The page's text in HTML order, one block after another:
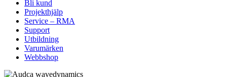
Bli kund
Projekthjälp
Service – RMA
Support
Utbildning
Varumärken
Webbshop